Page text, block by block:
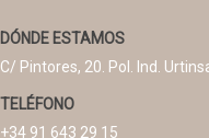
DÓNDE ESTAMOS
C/ Pintores, 20. Pol. Ind.
TELÉFONO
+34 91 643 29 15